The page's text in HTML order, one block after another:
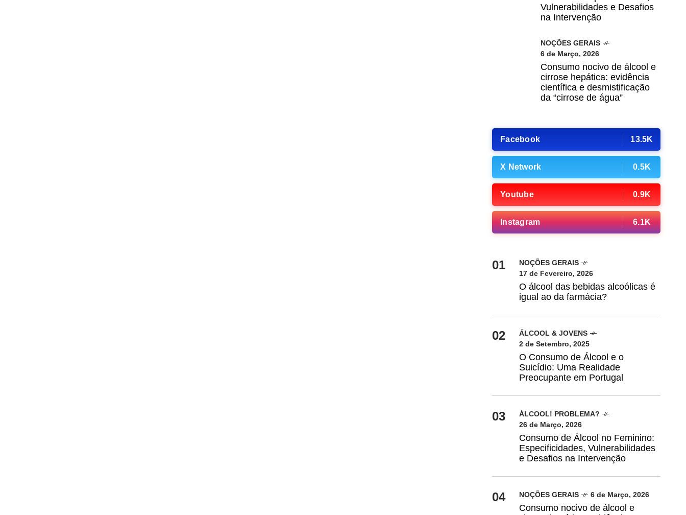
Vulnerabilidades e Desafios
na Intervenção
NOÇÕES GERAIS
6 de Março, 2026
Consumo nocivo de álcool e
cirrose hepática: evidência
científica e desmistificação
da “cirrose de água”
Facebook 13.5K
X Network 0.5K
Youtube 0.9K
Instagram 6.1K
01
NOÇÕES GERAIS
17 de Fevereiro, 2026
O álcool das bebidas alcoólicas é
igual ao da farmácia?
02
ÁLCOOL & JOVENS
2 de Setembro, 2025
O Consumo de Álcool e o
Suicídio: Uma Realidade
Preocupante em Portugal
03
ÁLCOOL! PROBLEMA?
26 de Março, 2026
Consumo de Álcool no Feminino:
Especificidades, Vulnerabilidades
e Desafios na Intervenção
04 NOÇÕES GERAIS 6 de Março, 2026
Consumo nocivo de álcool e